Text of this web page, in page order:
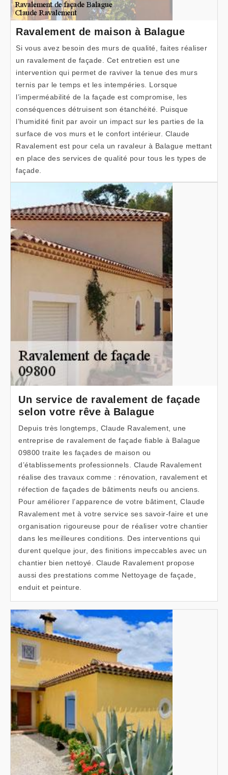
Ravalement de maison à Balague
Si vous avez besoin des murs de qualité, faites réaliser
un ravalement de façade. Cet entretien est une
intervention qui permet de raviver la tenue des murs
ternis par le temps et les intempéries. Lorsque
l’imperméabilité de la façade est compromise, les
conséquences détruisent son étanchéité. Puisque
l’humidité finit par avoir un impact sur les parties de la
surface de vos murs et le confort intérieur. Claude
Ravalement est pour cela un ravaleur à Balague mettant
en place des services de qualité pour tous les types de
façade.
Un service de ravalement de façade
selon votre rêve à Balague
Depuis très longtemps, Claude Ravalement, une
entreprise de ravalement de façade fiable à Balague
09800 traite les façades de maison ou
d’établissements professionnels. Claude Ravalement
réalise des travaux comme : rénovation, ravalement et
réfection de façades de bâtiments neufs ou anciens.
Pour améliorer l’apparence de votre bâtiment, Claude
Ravalement met à votre service ses savoir-faire et une
organisation rigoureuse pour de réaliser votre chantier
dans les meilleures conditions. Des interventions qui
durent quelque jour, des finitions impeccables avec un
chantier bien nettoyé. Claude Ravalement propose
aussi des prestations comme Nettoyage de façade,
enduit et peinture.